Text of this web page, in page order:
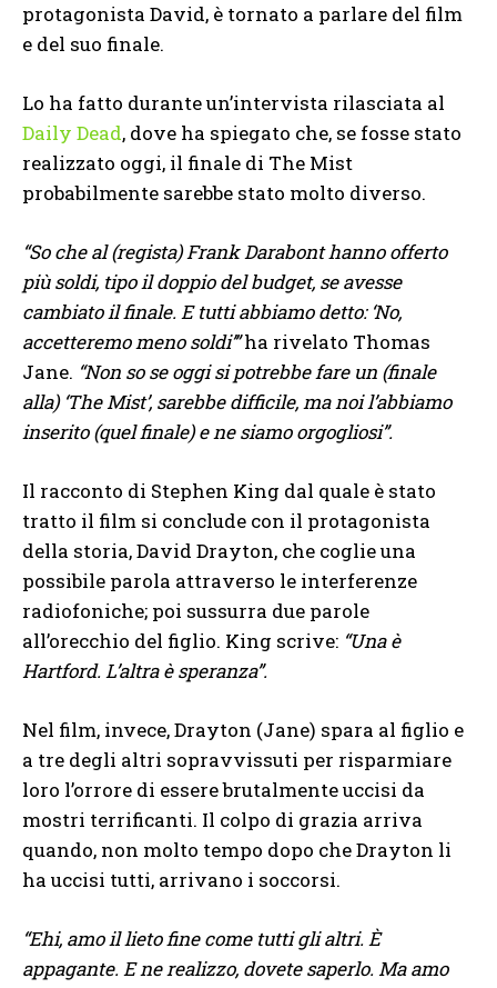
protagonista David, è tornato a parlare del film
e del suo finale.
Lo ha fatto durante un’intervista rilasciata al
Daily Dead, dove ha spiegato che, se fosse stato
realizzato oggi, il finale di The Mist
probabilmente sarebbe stato molto diverso.
“So che al (regista) Frank Darabont hanno offerto
più soldi, tipo il doppio del budget, se avesse
cambiato il finale. E tutti abbiamo detto: ‘No,
accetteremo meno soldi’”ha rivelato Thomas
Jane. “Non so se oggi si potrebbe fare un (finale
alla) ‘The Mist’, sarebbe difficile, ma noi l’abbiamo
inserito (quel finale) e ne siamo orgogliosi”.
Il racconto di Stephen King dal quale è stato
tratto il film si conclude con il protagonista
della storia, David Drayton, che coglie una
possibile parola attraverso le interferenze
radiofoniche; poi sussurra due parole
all’orecchio del figlio. King scrive: “Una è
Hartford. L’altra è speranza”.
Nel film, invece, Drayton (Jane) spara al figlio e
a tre degli altri sopravvissuti per risparmiare
loro l’orrore di essere brutalmente uccisi da
mostri terrificanti. Il colpo di grazia arriva
quando, non molto tempo dopo che Drayton li
ha uccisi tutti, arrivano i soccorsi.
“Ehi, amo il lieto fine come tutti gli altri. È
appagante. E ne realizzo, dovete saperlo. Ma amo